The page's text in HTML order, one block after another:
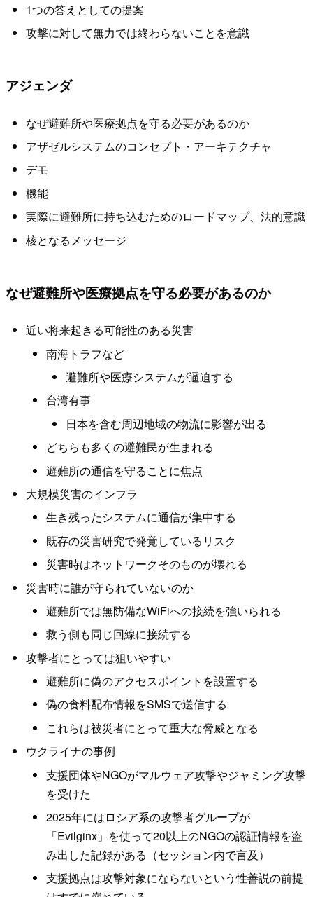
1つの答えとしての提案
攻撃に対して無力では終わらないことを意識
アジェンダ
なぜ避難所や医療拠点を守る必要があるのか
アザゼルシステムのコンセプト・アーキテクチャ
デモ
機能
実際に避難所に持ち込むためのロードマップ、法的意識
核となるメッセージ
なぜ避難所や医療拠点を守る必要があるのか
近い将来起きる可能性のある災害
南海トラフなど
避難所や医療システムが逼迫する
台湾有事
日本を含む周辺地域の物流に影響が出る
どちらも多くの避難民が生まれる
避難所の通信を守ることに焦点
大規模災害のインフラ
生き残ったシステムに通信が集中する
既存の災害研究で発覚しているリスク
災害時はネットワークそのものが壊れる
災害時に誰が守られていないのか
避難所では無防備なWiFiへの接続を強いられる
救う側も同じ回線に接続する
攻撃者にとっては狙いやすい
避難所に偽のアクセスポイントを設置する
偽の食料配布情報をSMSで送信する
これらは被災者にとって重大な脅威となる
ウクライナの事例
支援団体やNGOがマルウェア攻撃やジャミング攻撃
を受けた
2025年にはロシア系の攻撃者グループが
「Evilginx」を使って20以上のNGOの認証情報を盗
み出した記録がある（セッション内で言及）
支援拠点は攻撃対象にならないという性善説の前提